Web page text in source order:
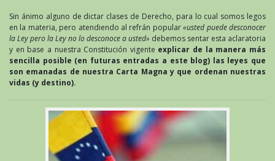
Sin ánimo alguno de dictar clases de Derecho, para lo cual somos legos
en la materia, pero atendiendo al refrán popular«usted puede desconocer
la Ley pero la Ley no lo desconoce a usted» debemos sentar esta aclaratoria
y en base a nuestra Constitución vigente explicar de la manera más
sencilla posible (en futuras entradas a este blog) las leyes que
son emanadas de nuestra Carta Magna y que ordenan nuestras
vidas (y destino).